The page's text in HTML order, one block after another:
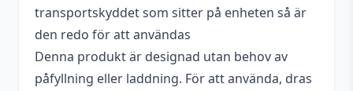
transportskyddet som sitter på enheten så är
den redo för att användas
Denna produkt är designad utan behov av
påfyllning eller laddning. För att använda, dras
Nikotin
20 mg
Smakprofil
Jordgubbe
Kyla
Tillverkare
Vont